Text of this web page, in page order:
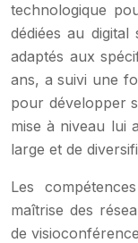
technologique
dédiées au
adaptés aux
ans, a suivi une
pour développer
mise à niveau lui
large et de
Les
maîtrise des
de